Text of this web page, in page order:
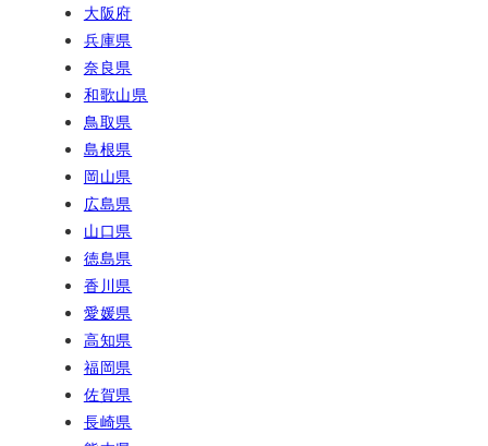
大阪府
兵庫県
奈良県
和歌山県
鳥取県
島根県
岡山県
広島県
山口県
徳島県
香川県
愛媛県
高知県
福岡県
佐賀県
長崎県